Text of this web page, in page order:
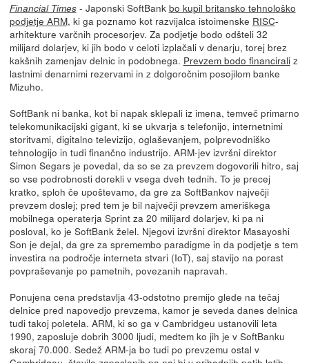
Financial Times- Japonski SoftBank bo kupil britansko tehnološko
podjetje ARM, ki ga poznamo kot razvijalca istoimenske RISC-
arhitekture varčnih procesorjev. Za podjetje bodo odšteli 32
milijard dolarjev, ki jih bodo v celoti izplačali v denarju, torej brez
kakšnih zamenjav delnic in podobnega. Prevzem bodo financiraliz
lastnimi denarnimi rezervami in z dolgoročnim posojilom banke
Mizuho.
SoftBank ni banka, kot bi napak sklepali iz imena, temveč primarno
telekomunikacijski gigant, ki se ukvarja s telefonijo, internetnimi
storitvami, digitalno televizijo, oglaševanjem, polprevodniško
tehnologijo in tudi finančno industrijo. ARM-jev izvršni direktor
Simon Segars je povedal, da so se za prevzem dogovorili hitro, saj
so vse podrobnosti dorekli v vsega dveh tednih. To je precej
kratko, sploh če upoštevamo, da gre za SoftBankov največji
prevzem doslej; pred tem je bil največji prevzem ameriškega
mobilnega operaterja Sprint za 20 milijard dolarjev, ki pa ni
posloval, ko je SoftBank želel. Njegovi izvršni direktor Masayoshi
Son je dejal, da gre za spremembo paradigme in da podjetje s tem
investira na področje interneta stvari (IoT), saj stavijo na porast
povpraševanje po pametnih, povezanih napravah.
Ponujena cena predstavlja 43-odstotno premijo glede na tečaj
delnice pred napovedjo prevzema, kamor je seveda danes delnica
tudi takoj poletela. ARM, ki so ga v Cambridgeu ustanovili leta
1990, zaposluje dobrih 3000 ljudi, medtem ko jih je v SoftBanku
skoraj 70.000. Sedež ARM-ja bo tudi po prevzemu ostal v